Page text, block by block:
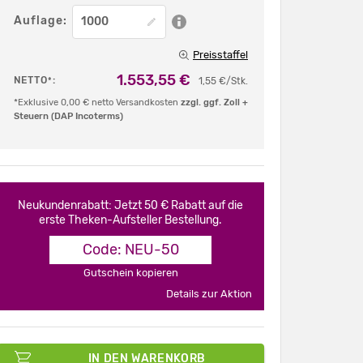
Auflage:
Preisstaffel
NETTO*: 1,55 €/Stk.
1.553,55 €
*Exklusive 0,00 € netto Versandkosten zzgl. ggf. Zoll +
Steuern (DAP Incoterms)
Neukundenrabatt: Jetzt 50 € Rabatt auf die
erste Theken-Aufsteller Bestellung.
Code: NEU-50
Gutschein kopieren
Details zur Aktion
IN DEN WARENKORB